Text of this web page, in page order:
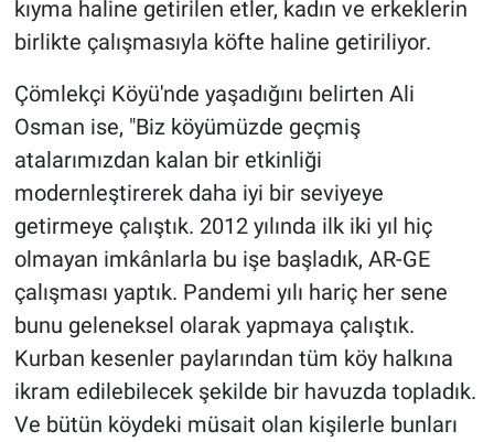
kıyma haline getirilen etler, kadın ve erkeklerin
birlikte çalışmasıyla köfte haline getiriliyor.
Çömlekçi Köyü'nde yaşadığını belirten Ali
Osman ise, "Biz köyümüzde geçmiş
atalarımızdan kalan bir etkinliği
modernleştirerek daha iyi bir seviyeye
getirmeye çalıştık. 2012 yılında ilk iki yıl hiç
olmayan imkânlarla bu işe başladık, AR-GE
çalışması yaptık. Pandemi yılı hariç her sene
bunu geleneksel olarak yapmaya çalıştık.
Kurban kesenler paylarından tüm köy halkına
ikram edilebilecek şekilde bir havuzda topladık.
Ve bütün köydeki müsait olan kişilerle bunları